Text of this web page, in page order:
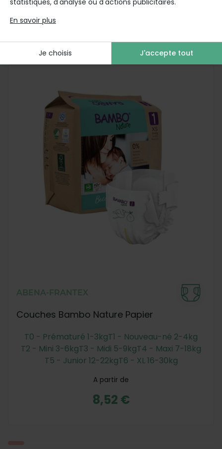
ABENA-FRANTEX
Couches Bambo Nature Papier
T0 - Prématuré 1-3kgT1 - Nouveau-né 2-4kg
T2 - Mini 3-6kgT3 - Midi 5-9kgT4 - Maxi 7-18kg
T5 - Junior 12-22kgT6 - XL 16-30kg
A partir de
8,52 €
statistiques, d'analyse ou d'actions publicitaires.
En savoir plus
Je choisis J'accepte tout